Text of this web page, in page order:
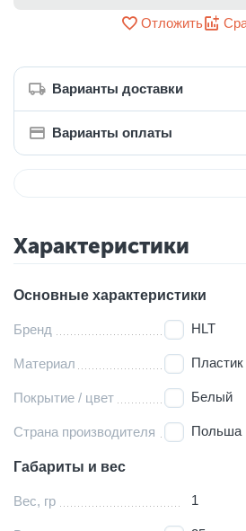
Отложить
Варианты доставки
Варианты оплаты
Характеристики
Основные характеристики
Бренд HLT
Материал Пластик
Покрытие / цвет Белый
Страна производителя Польша
Габариты и вес
Вес, гр 1